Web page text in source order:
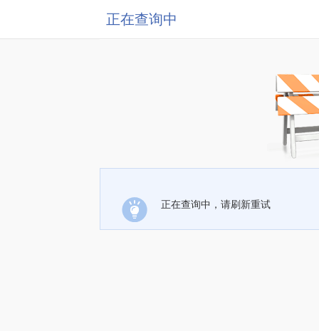
正在查询中
正在查询中，请刷新重试